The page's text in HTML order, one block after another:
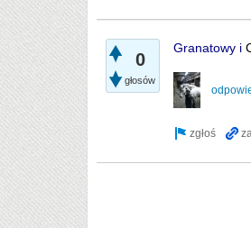
0
głosów
Granatowy i